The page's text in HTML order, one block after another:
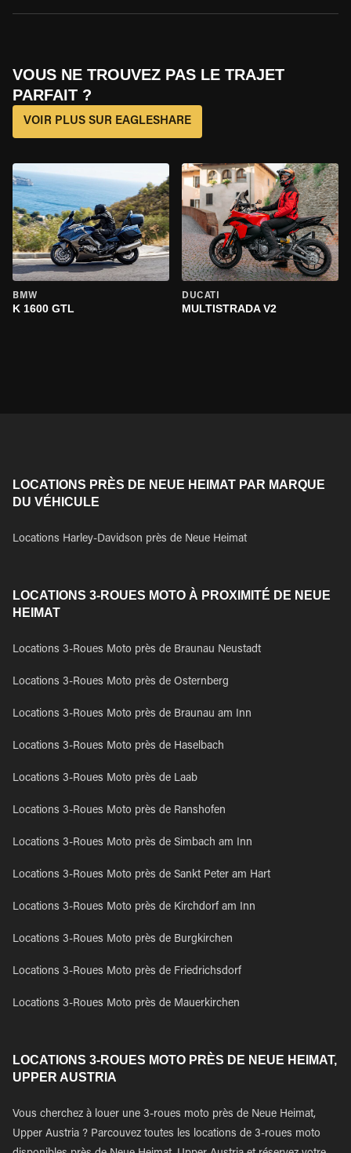
VOUS NE TROUVEZ PAS LE TRAJET
PARFAIT ?
VOIR PLUS SUR EAGLESHARE
BMW
K 1600 GTL
DUCATI
MULTISTRADA V2
LOCATIONS PRÈS DE NEUE HEIMAT PAR MARQUE
DU VÉHICULE
Locations Harley-Davidson près de Neue Heimat
LOCATIONS 3-ROUES MOTO À PROXIMITÉ DE NEUE
HEIMAT
Locations 3-Roues Moto près de Braunau Neustadt
Locations 3-Roues Moto près de Osternberg
Locations 3-Roues Moto près de Braunau am Inn
Locations 3-Roues Moto près de Haselbach
Locations 3-Roues Moto près de Laab
Locations 3-Roues Moto près de Ranshofen
Locations 3-Roues Moto près de Simbach am Inn
Locations 3-Roues Moto près de Sankt Peter am Hart
Locations 3-Roues Moto près de Kirchdorf am Inn
Locations 3-Roues Moto près de Burgkirchen
Locations 3-Roues Moto près de Friedrichsdorf
Locations 3-Roues Moto près de Mauerkirchen
LOCATIONS 3-ROUES MOTO PRÈS DE NEUE HEIMAT,
UPPER AUSTRIA
Vous cherchez à louer une 3-roues moto près de Neue Heimat,
Upper Austria ? Parcouvez toutes les locations de 3-roues moto